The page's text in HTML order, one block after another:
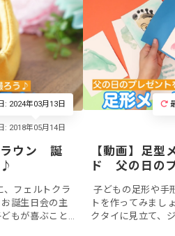
: 2024年03月13日
ラウン 誕
、フェルトクラ
誕生日会の主
もが喜ぶこと
【動画】足型
ド 父の日の
子どもの足形や手
トを作ってみまし
クタイに見立て、